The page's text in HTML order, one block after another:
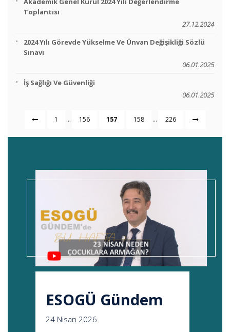
Toplantısı
27.12.2024
2024 Yılı Görevde Yükselme Ve Ünvan Değişikliği Sözlü
Sınavı
06.01.2025
İş Sağlığı Ve Güvenliği
06.01.2025
1 ... 156 157 158 ... 226
ESOGÜ Gündem
24 Nisan 2026